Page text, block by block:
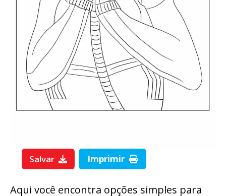
Salvar Imprimir
Aqui você encontra opções simples para